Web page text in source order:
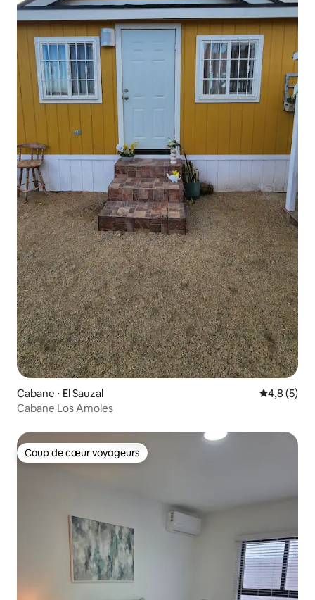
Cabane ⋅ El Sauzal Évaluation
4,8 (5)
Cabane Los Amoles
Coup de cœur voyageurs
Coup de cœur voyageurs